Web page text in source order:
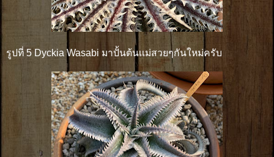
รูปที่ 5 Dyckia Wasabi มาปั้นต้นเเม่สวยๆกันใหม่ครับ